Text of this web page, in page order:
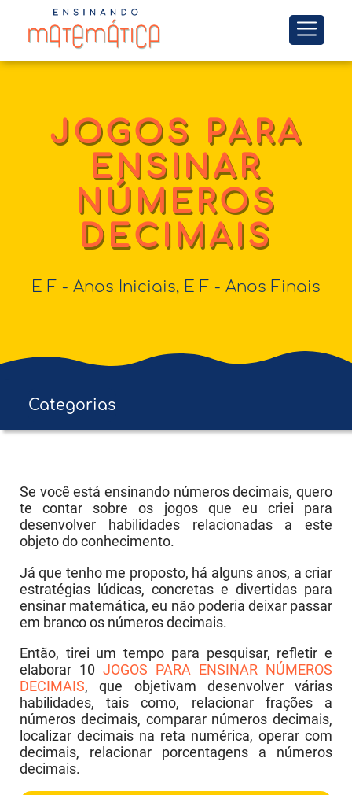
JOGOS PARA
ENSINAR
NÚMEROS
DECIMAIS
E F - Anos Iniciais, E F - Anos Finais
Categorias
E F - Anos Finais
Ens. Médio
Ens. Superior
Se você está ensinando números decimais, quero
te contar sobre os jogos que eu criei para
desenvolver habilidades relacionadas a este
objeto do conhecimento.
Já que tenho me proposto, há alguns anos, a criar
estratégias lúdicas, concretas e divertidas para
ensinar matemática, eu não poderia deixar passar
em branco os números decimais.
Então, tirei um tempo para pesquisar, refletir e
elaborar 10 JOGOS PARA ENSINAR NÚMEROS
DECIMAIS, que objetivam desenvolver várias
habilidades, tais como, relacionar frações a
números decimais, comparar números decimais,
localizar decimais na reta numérica, operar com
decimais, relacionar porcentagens a números
decimais.